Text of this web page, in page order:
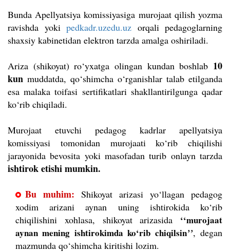
Bunda Apellyatsiya komissiyasiga murojaat qilish yozma
ravishda yoki pedkadr.uzedu.uz orqali pedagoglarning
shaxsiy kabinetidan elektron tarzda amalga oshiriladi.
Ariza (shikoyat) ro‘yxatga olingan kundan boshlab 10
kun muddatda, qo‘shimcha o‘rganishlar talab etilganda
esa malaka toifasi sertifikatlari shakllantirilgunga qadar
ko‘rib chiqiladi.
Murojaat etuvchi pedagog kadrlar apellyatsiya
komissiyasi tomonidan murojaati ko‘rib chiqilishi
jarayonida bevosita yoki masofadan turib onlayn tarzda
ishtirok etishi mumkin.
Bu muhim: Shikoyat arizasi yo‘llagan pedagog
xodim arizani aynan uning ishtirokida ko‘rib
chiqilishini xohlasa, shikoyat arizasida ‘‘murojaat
aynan mening ishtirokimda ko‘rib chiqilsin’’, degan
mazmunda qo‘shimcha kiritishi lozim.